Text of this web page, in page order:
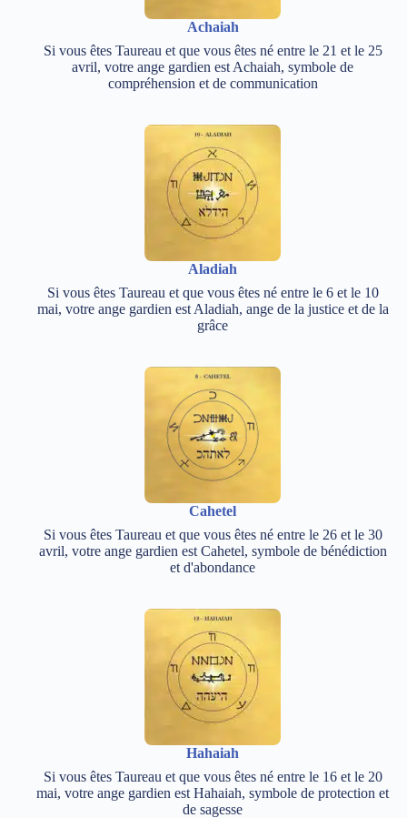
Achaiah
Si vous êtes Taureau et que vous êtes né entre le 21 et le 25
avril, votre ange gardien est Achaiah, symbole de
compréhension et de communication
Aladiah
Si vous êtes Taureau et que vous êtes né entre le 6 et le 10
mai, votre ange gardien est Aladiah, ange de la justice et de la
grâce
Cahetel
Si vous êtes Taureau et que vous êtes né entre le 26 et le 30
avril, votre ange gardien est Cahetel, symbole de bénédiction
et d'abondance
Hahaiah
Si vous êtes Taureau et que vous êtes né entre le 16 et le 20
mai, votre ange gardien est Hahaiah, symbole de protection et
de sagesse